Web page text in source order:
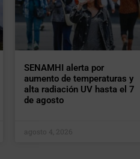
SENAMHI alerta por
aumento de temperaturas y
alta radiación UV hasta el 7
de agosto
agosto 4, 2026